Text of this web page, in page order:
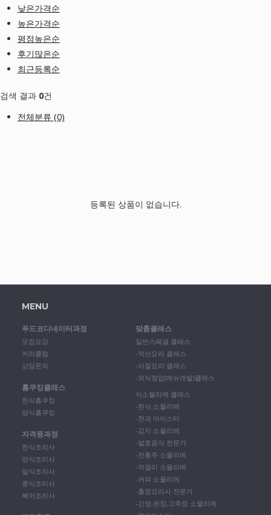
낮은가격순
높은가격순
평점높은순
후기많은순
최근등록순
검색 결과 0건
전체분류 (0)
등록된 상품이 없습니다.
MENU
푸드코디네이터과정
모집요강
커리큘럼
상담문의
홈쿠킹클래스
한식홈쿠킹
양식홈쿠킹
자격증과정
한식조리사
양식조리사
일식조리사
중식조리사
복어조리사
맞춤클래스
일반스페셜 클래스
-약선요리 클래스
-사찰요리 클래스
-외식창업(메뉴개발)클래스
식소믈리에 클래스
-한식 소믈리에
-한과 마이스터
-김치 소믈리에
-발효음식 전문가
-전통주 소믈리에
-막걸리 소믈리에
-커피 소믈리에
-출장요리사 전문가
-간장,된장,고추장 소믈리에